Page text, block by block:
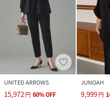
UNITED ARROWS
15,972円 60%OFF
JUNOAH
9,999円